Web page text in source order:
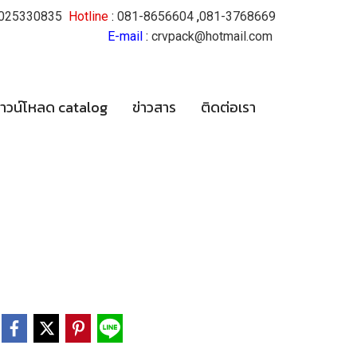
Hotline : 081-8656604 ,081-3768669
E-mail : crvpack@hotmail.com
วน์โหลด catalog ข่าวสาร ติดต่อเรา